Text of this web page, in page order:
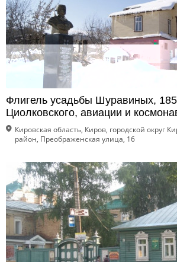
Флигель усадьбы Шуравиных,
Циолковского, авиации и
Кировская область, Киров, городской округ
район, Преображенская улица, 16